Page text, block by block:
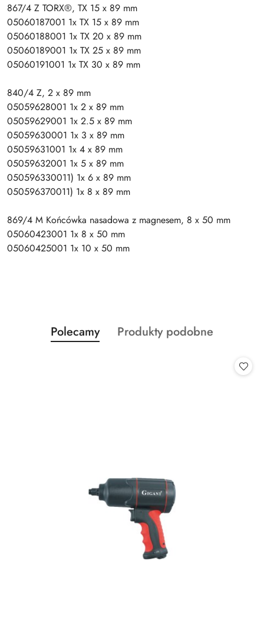
867/4 Z TORX®, TX 15 x 89 mm
05060187001 1x TX 15 x 89 mm
05060188001 1x TX 20 x 89 mm
05060189001 1x TX 25 x 89 mm
05060191001 1x TX 30 x 89 mm
840/4 Z, 2 x 89 mm
05059628001 1x 2 x 89 mm
05059629001 1x 2.5 x 89 mm
05059630001 1x 3 x 89 mm
05059631001 1x 4 x 89 mm
05059632001 1x 5 x 89 mm
050596330011) 1x 6 x 89 mm
050596370011) 1x 8 x 89 mm
869/4 M Końcówka nasadowa z magnesem, 8 x 50 mm
05060423001 1x 8 x 50 mm
05060425001 1x 10 x 50 mm
Pomiń karuzelę produktów
Produkty
o
Polecamy
Produkty
Produkty podobne